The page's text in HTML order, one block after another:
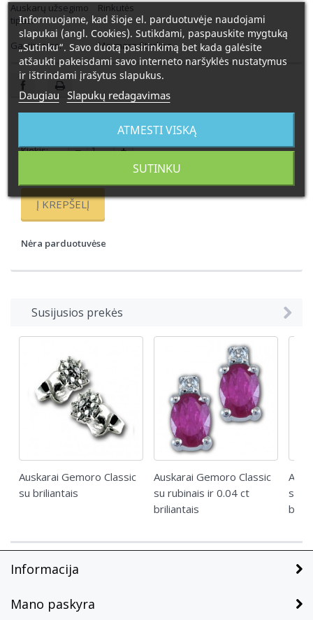
Auskarų užsegimo
tipas:
Rinkutės
Gamintojas: Marmara Sterling
86,00 €
Kiekis:
Į KREPŠELĮ
Nėra parduotuvėse
Susijusios prekės
Auskarai Gemoro Classic
su briliantais
Auskarai Gemoro Classic
su rubinais ir 0.04 ct
briliantais
su
Informacija
Mano paskyra
Informuojame, kad šioje el. parduotuvėje naudojami
slapukai (angl. Cookies). Sutikdami, paspauskite mygtuką
„Sutinku“. Savo duotą pasirinkimą bet kada galėsite
atšaukti pakeisdami savo interneto naršyklės nustatymus
ir ištrindami įrašytus slapukus.
Daugiau Slapukų redagavimas
ATMESTI VISKĄ
SUTINKU